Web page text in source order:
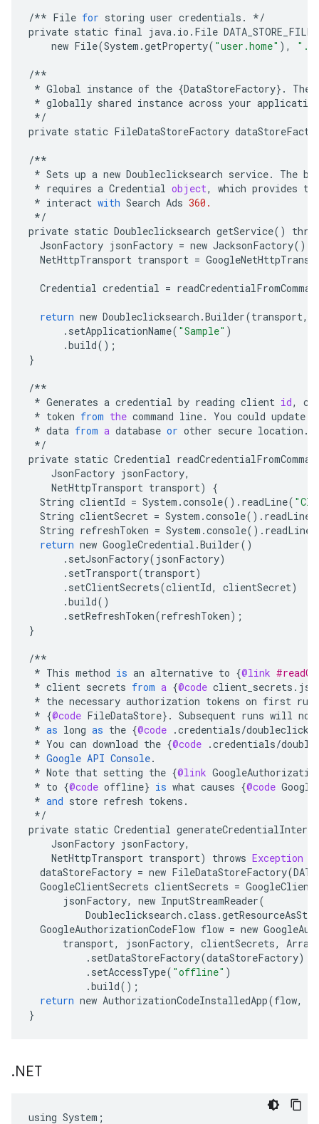
/** File for storing user credentials .
*/
private static final java. io . File DATA_STORE_FILE
new File(System .getProperty( "user.home" ),
/**
* Global instance of the {DataStoreFactory} . The
* globally shared instance across your application
*/
private static FileDataStoreFactory
/**
* Sets up a new Doubleclicksearch service. The
* requires a Credential object, which provides
* interact with Search Ads 360.
*/
private static Doubleclicksearch getService()
JsonFactory jsonFactory = new JacksonFactory();
NetHttpTransport transport =
Credential credential =
return new Doubleclicksearch .Builder(transport,
. setApplicationName( "Sample" )
.build();
}
/**
* Generates a credential by reading client id,
* token from the command line. You could update
* data from a database or other secure location .
*/
private static Credential
JsonFactory jsonFactory,
NetHttpTransport transport)
{
String clientId = System .console() . readLine(
String clientSecret = System .console() . readLine
String refreshToken = System .console() . readLine
return new GoogleCredential .Builder()
. setJsonFactory( jsonFactory)
. setTransport(transport)
. setClientSecrets(clientId, clientSecret)
.build()
. setRefreshToken(refreshToken);
}
/**
* This method is an alternative to {@link
* client secrets from a {@code client_secrets .
* the necessary authorization tokens on first run
* {@code FileDataStore} . Subsequent runs will no
* as long as the {@code .credentials/
* You can download the {@code .credentials/
* Google API Console.
* Note that setting the {@link
* to {@code offline} is what causes {@code
* and store refresh tokens .
*/
private static Credential
JsonFactory jsonFactory,
NetHttpTransport transport) throws Exception
dataStoreFactory = new FileDataStoreFactory(
GoogleClientSecrets clientSecrets =
jsonFactory, new InputStreamReader(
Doubleclicksearch .class .
GoogleAuthorizationCodeFlow flow = new
transport, jsonFactory, clientSecrets,
. setDataStoreFactory(dataStoreFactory)
. setAccessType( "offline" )
.build();
return new AuthorizationCodeInstalledApp(flow,
}
.NET
using System ;